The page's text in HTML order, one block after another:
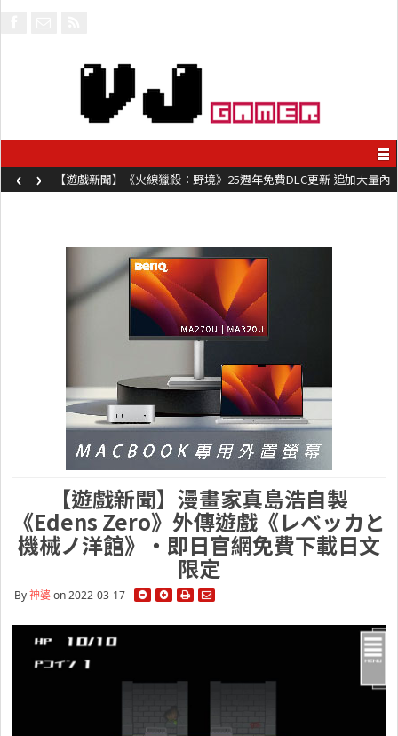
【遊戲新聞】《火線獵殺：野境》25週年免費DLC更新 追加大量內
容同時系舊作限時超平價折扣
‹ ›
【遊戲新聞】漫畫家真島浩自製
《Edens Zero》外傳遊戲《レベッカと
機械ノ洋館》・即日官網免費下載日文
限定
By神婆on 2022-03-17